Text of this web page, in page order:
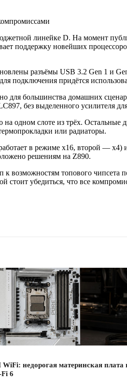
линейке D. На момент
поддержку новейших
разъёмы USB 3.2 Gen 1 и
подключения придётся
для большинства домашних
без выделенного усилителя
одном слоте из трёх. Остальные
или радиаторы.
в режиме x16, второй —
решениям на Z890.
возможностям топового чипсета
убедиться, что все
WiFi: недорогая материнская плата
6